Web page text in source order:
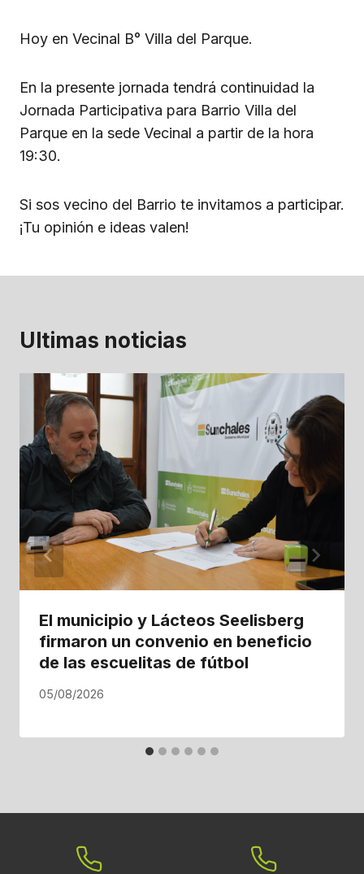
Hoy en Vecinal B° Villa del Parque.
En la presente jornada tendrá continuidad la
Jornada Participativa para Barrio Villa del
Parque en la sede Vecinal a partir de la hora
19:30.
Si sos vecino del Barrio te invitamos a participar.
¡Tu opinión e ideas valen!
Ultimas noticias
El municipio y Lácteos Seelisberg
firmaron un convenio en beneficio
de las escuelitas de fútbol
05/08/2026